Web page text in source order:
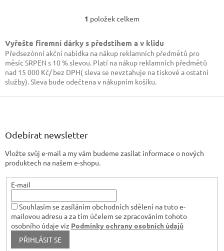
O
l
á
d
a
c
p
ý
i
1 položek celkem
Vyřešte firemní dárky s předstihem a v klidu
Předsezónní akční nabídka na nákup reklamních předmětů pro
měsíc SRPEN s 10 % slevou. Platí na nákup reklamních předmětů
nad 15 000 Kč/ bez DPH( sleva se nevztahuje na tiskové a ostatní
služby). Sleva bude odečtena v nákupním košíku.
Z
Odebírat newsletter
Vložte svůj e-mail a my vám budeme zasílat informace o nových
produktech na našem e-shopu.
E-mail
Souhlasím se zasíláním obchodních sdělení na tuto e-
mailovou adresu a za tím účelem se zpracováním tohoto
osobního údaje viz Podmínky ochrany osobních údajů
PŘIHLÁSIT SE